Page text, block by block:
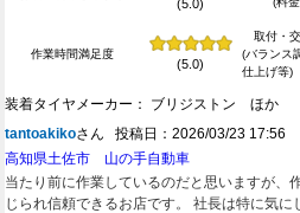
(5.0)
作業時間満足度
(5.0)
取付・
(バランス
仕上げ等)
装着タイヤメーカー： ブリジストン ほか
tantoakikoさん 投稿日：2026/03/23 17:56
高知県土佐市 山の手自動車
当たり前に作業しているのだと思いますが、
じられ信頼できるお店です。 社長は特に気